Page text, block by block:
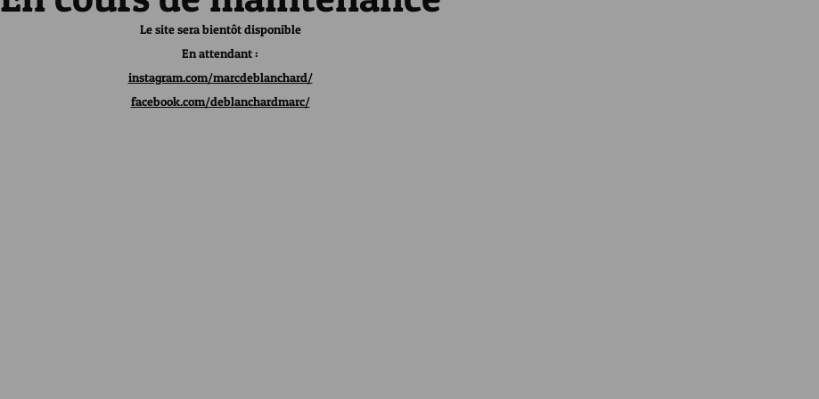
Le site sera bientôt disponible
En attendant :
instagram.com/marcdeblanchard/
facebook.com/deblanchardmarc/